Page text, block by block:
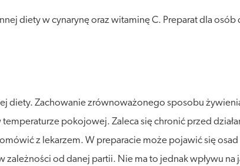
diety w cynarynę oraz witaminę C. Preparat dla osób
diety. Zachowanie zrównoważonego sposobu
pokojowej. Zaleca się chronić przed
z lekarzem. W preparacie może pojawić się
od danej partii. Nie ma to jednak wpływu na